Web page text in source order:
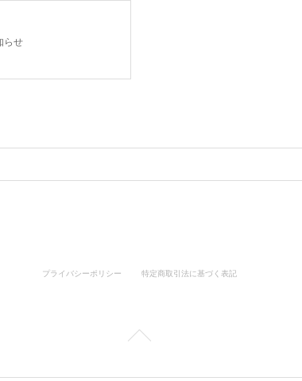
らせ
プライバシーポリシー 特定商取引法に基づく表記